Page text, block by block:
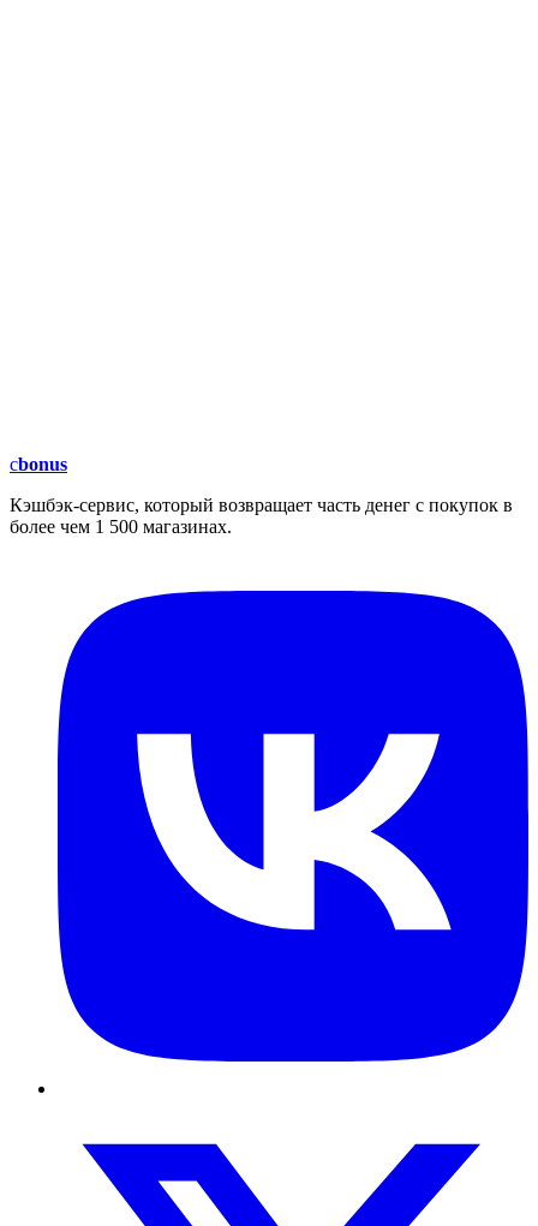
cbonus
Кэшбэк-сервис, который возвращает часть денег с покупок в
более чем 1 500 магазинах.